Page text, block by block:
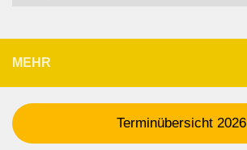
MEHR
Terminübersicht 2026